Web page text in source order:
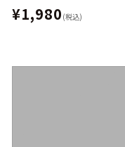
¥1,980 (税込)